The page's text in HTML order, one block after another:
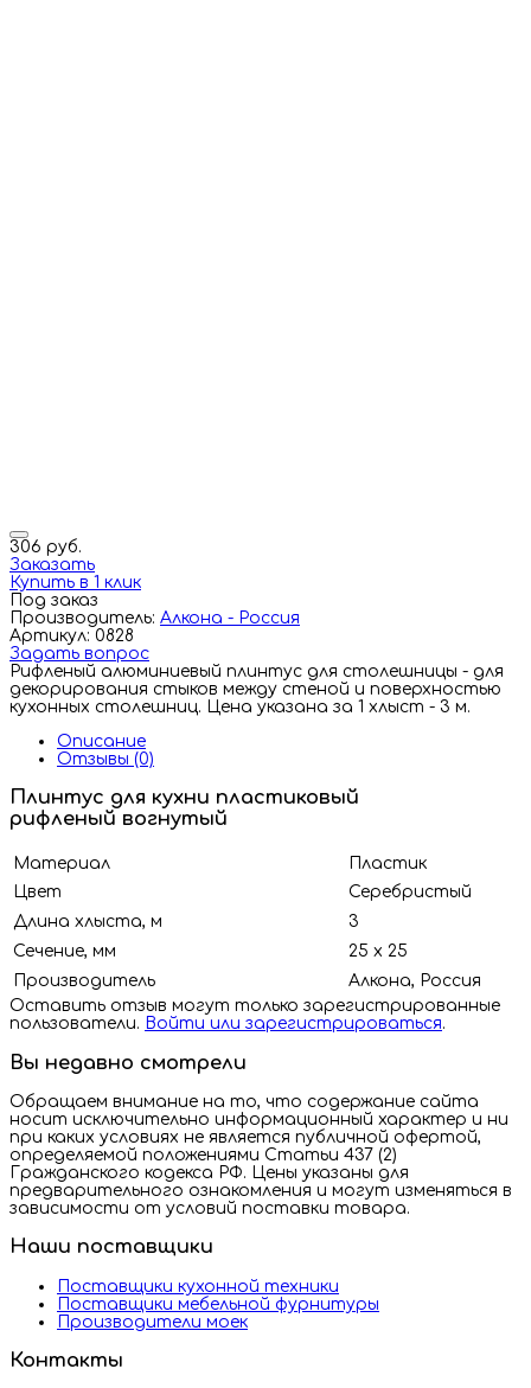
306 руб.
Заказать
Купить в 1 клик
Под заказ
Производитель: Алкона - Россия
Артикул: 0828
Задать вопрос
Рифленый алюминиевый плинтус для столешницы - для
декорирования стыков между стеной и поверхностью
кухонных столешниц. Цена указана за 1 хлыст - 3 м.
Описание
Отзывы (0)
Плинтус для кухни пластиковый
рифленый вогнутый
Материал
Пластик
Цвет
Серебристый
Длина хлыста, м
3
Сечение, мм
25 х 25
Производитель
Алкона, Россия
Оставить отзыв могут только зарегистрированные
пользователи. Войти или зарегистрироваться.
Вы недавно смотрели
Обращаем внимание на то, что содержание сайта
носит исключительно информационный характер и ни
при каких условиях не является публичной офертой,
определяемой положениями Статьи 437 (2)
Гражданского кодекса РФ. Цены указаны для
предварительного ознакомления и могут изменяться в
зависимости от условий поставки товара.
Наши поставщики
Поставщики кухонной техники
Поставщики мебельной фурнитуры
Производители моек
Контакты